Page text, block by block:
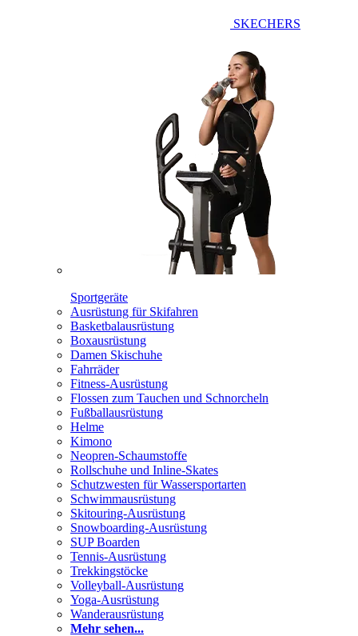
SKECHERS
Sportgeräte
Ausrüstung für Skifahren
Basketbalausrüstung
Boxausrüstung
Damen Skischuhe
Fahrräder
Fitness-Ausrüstung
Flossen zum Tauchen und Schnorcheln
Fußballausrüstung
Helme
Kimono
Neopren-Schaumstoffe
Rollschuhe und Inline-Skates
Schutzwesten für Wassersportarten
Schwimmausrüstung
Skitouring-Ausrüstung
Snowboarding-Ausrüstung
SUP Boarden
Tennis-Ausrüstung
Trekkingstöcke
Volleyball-Ausrüstung
Yoga-Ausrüstung
Wanderausrüstung
Mehr sehen...